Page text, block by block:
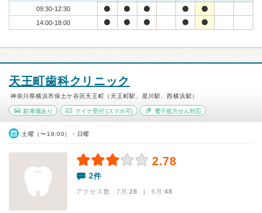
09:30-12:30
14:00-18:00
天王町歯科クリニック
神奈川県横浜市保土ケ谷区天王町（天王町駅、星川駅、西横浜駅）
駐車場あり マイナ受付(スマホ可) 電子処方せん対応
土曜（〜19:00）・日曜
2.78
2件
アクセス数 7月:28 | 6月:48